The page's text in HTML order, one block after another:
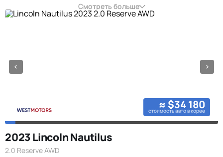
Смотреть больше
≈ $34 180
стоимость авто в корее
2023 Lincoln Nautilus
2.0 Reserve AWD